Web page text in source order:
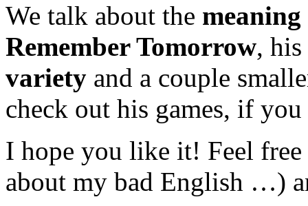
We talk about the
Remember Tomorrow,
variety and a couple
check out his games, if
I hope you like it! Feel
about my bad English …)